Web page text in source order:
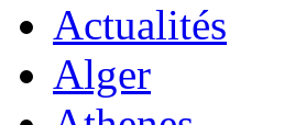
Actualités
Alger